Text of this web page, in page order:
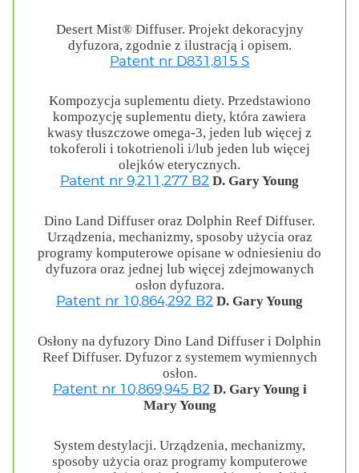
Desert Mist® Diffuser. Projekt dekoracyjny
dyfuzora, zgodnie z ilustracją i opisem.
Patent nr D831,815 S
Kompozycja suplementu diety. Przedstawiono
kompozycję suplementu diety, która zawiera
kwasy tłuszczowe omega-3, jeden lub więcej z
tokoferoli i tokotrienoli i/lub jeden lub więcej
olejków eterycznych.
Patent nr 9,211,277 B2 D. Gary Young
Dino Land Diffuser oraz Dolphin Reef Diffuser.
Urządzenia, mechanizmy, sposoby użycia oraz
programy komputerowe opisane w odniesieniu do
dyfuzora oraz jednej lub więcej zdejmowanych
osłon dyfuzora.
Patent nr 10,864,292 B2 D. Gary Young
Osłony na dyfuzory Dino Land Diffuser i Dolphin
Reef Diffuser. Dyfuzor z systemem wymiennych
osłon.
Patent nr 10,869,945 B2D. Gary Young i
Mary Young
System destylacji. Urządzenia, mechanizmy,
sposoby użycia oraz programy komputerowe